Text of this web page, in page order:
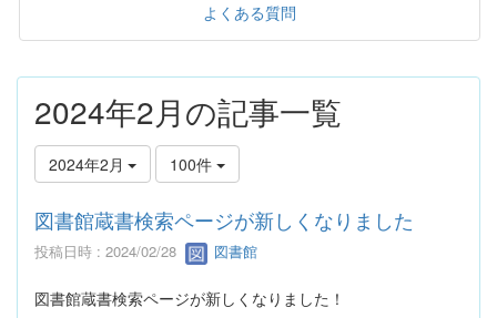
よくある質問
2024年2月の記事一覧
2024年2月 100件
図書館蔵書検索ページが新しくなりました
投稿日時 : 2024/02/28 図書館
図書館蔵書検索ページが新しくなりました！